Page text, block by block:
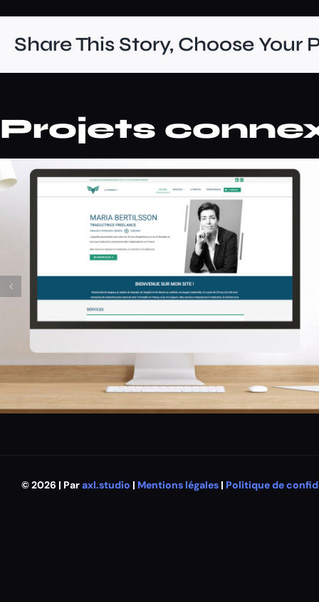
Share This Story, Choose Your
Projets
© 2026 | Paraxl.studio | Mentions légales| Politique de